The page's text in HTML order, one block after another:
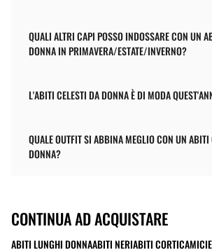
QUALI ALTRI CAPI POSSO INDOSSARE CON UN
DONNA IN PRIMAVERA/ESTATE/INVERNO?
L'ABITI CELESTI DA DONNA È DI MODA
QUALE OUTFIT SI ABBINA MEGLIO CON UN ABITI
DONNA?
CONTINUA AD ACQUISTARE
ABITI LUNGHI DONNAABITI NERIABITI CORTI